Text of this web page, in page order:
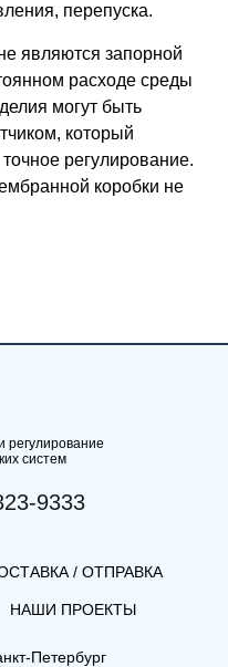
перепуска.
являются запорной
расходе среды
могут быть
который
регулирование.
коробки не
регулирование
систем
9333
/ ОТПРАВКА
НАШИ ПРОЕКТЫ
Петербург